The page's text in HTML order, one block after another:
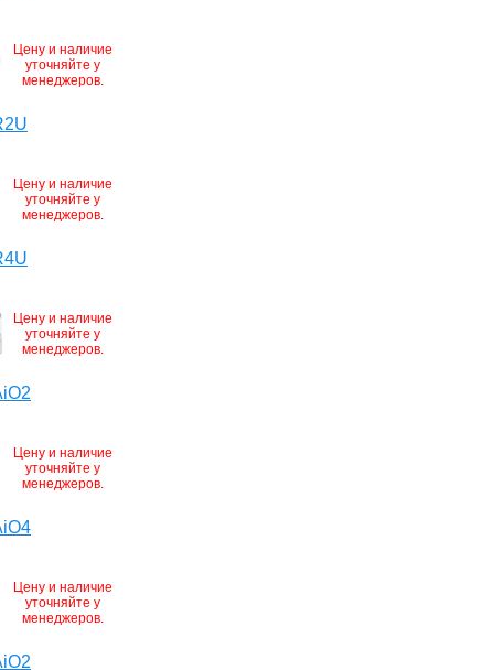
Цену и наличие
уточняйте у
менеджеров.
Цену и наличие
уточняйте у
менеджеров.
Цену и наличие
уточняйте у
менеджеров.
Цену и наличие
уточняйте у
менеджеров.
Цену и наличие
уточняйте у
менеджеров.